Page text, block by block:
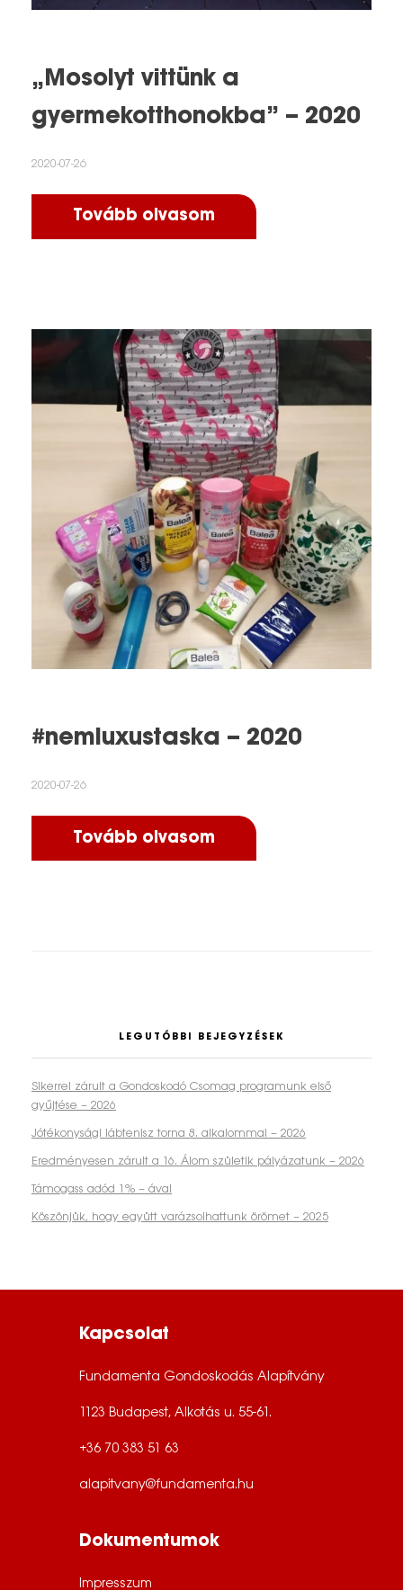
„Mosolyt vittünk a
gyermekotthonokba” – 2020
2020-07-26
Tovább olvasom
#nemluxustaska – 2020
2020-07-26
Tovább olvasom
LEGUTÓBBI BEJEGYZÉSEK
Sikerrel zárult a Gondoskodó Csomag programunk első
gyűjtése – 2026
Jótékonysági lábtenisz torna 8. alkalommal – 2026
Eredményesen zárult a 16. Álom születik pályázatunk – 2026
Támogass adód 1% – ával
Köszönjük, hogy együtt varázsolhattunk örömet – 2025
Kapcsolat
Fundamenta Gondoskodás Alapítvány
1123 Budapest, Alkotás u. 55-61.
+36 70 383 51 63
alapitvany@fundamenta.hu
Dokumentumok
Impresszum